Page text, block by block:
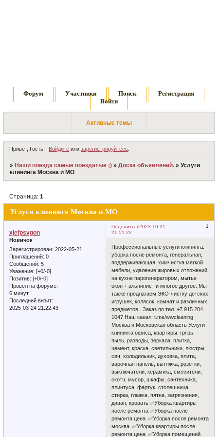
Форум Участники Поиск
Регистрация
Войти
Активные темы
Привет, Гость! Войдите илизарегистрируйтесь
» Наши поезда самые поездатые ;) » Доска объявлений. » Услуги
клининга Москва и МО
Услуги клининга Москва и МО
Страница: 1
Поделиться 1
2023-10-21
21:51:22
xjefpsvgon
Новичок
Зарегистрирован: 2022-05-21
Приглашений: 0
Сообщений: 5
Уважение: [+0/-0]
Позитив: [+0/-0]
Провел на форуме:
6 минут
Последний визит:
2025-03-24 21:22:43
Профессиональные услуги клининга:
уборка после ремонта, генеральная,
поддерживающая, химчистка мягкой
мебели, удаление жировых отложений
на кухне парогенератором, мытье
окон + альпинист и многое другое. Мы
также предлагаем ЭКО-чистку детских
игрушек, колясок, комнат и различных
предметов. Заказ по тел. +7 915 204
1047 Наш канал: t.me/wwcleaning
Москва и Московская область Услуги
клининга офиса, квартиры: грязь,
пыль, разводы, зеркала, плитка,
цемент, краска, светильники, люстры,
свч, холодильник, духовка, плита,
варочная панель, вытяжка, розетки,
выключатели, керамика, смесители,
скотч, мусор, шкафы, сантехника,
плинтуса, фартук, столешница,
стирка, глажка, пятна, загрязнения,
диван, кровать ✅Уборка квартиры
после ремонта ✅Уборка после
ремонта цена ✅Уборка после ремонта
москва ✅Уборка квартиры после
ремонта цена ✅Уборка помещений